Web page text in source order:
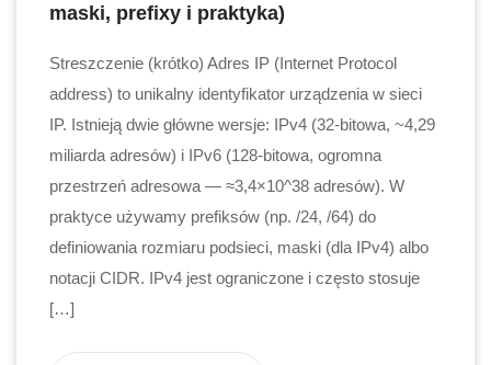
maski, prefixy i praktyka)
Streszczenie (krótko) Adres IP (Internet Protocol
address) to unikalny identyfikator urządzenia w sieci
IP. Istnieją dwie główne wersje: IPv4 (32-bitowa, ~4,29
miliarda adresów) i IPv6 (128-bitowa, ogromna
przestrzeń adresowa — ≈3,4×10^38 adresów). W
praktyce używamy prefiksów (np. /24, /64) do
definiowania rozmiaru podsieci, maski (dla IPv4) albo
notacji CIDR. IPv4 jest ograniczone i często stosuje
[…]